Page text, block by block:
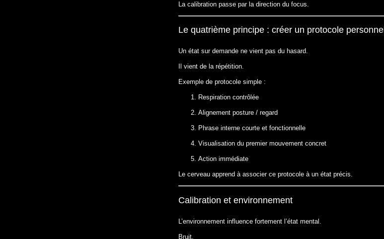
La calibration passe par la direction du focus.
Le quatrième principe : créer un protocole personnel
Un état sur demande ne vient pas du hasard.
Il vient de la répétition.
Exemple de protocole simple :
Respiration contrôlée
Alignement posture / regard
Phrase interne courte et fonctionnelle
Visualisation du premier mouvement concret
Action immédiate
Le cerveau apprend à associer ce protocole à un état précis.
Calibration et environnement
L’environnement influence fortement l’état mental.
Bruit.